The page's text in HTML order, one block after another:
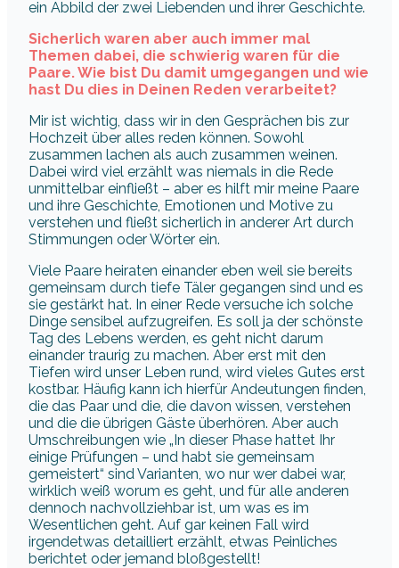
ein Abbild der zwei Liebenden und ihrer Geschichte.
Sicherlich waren aber auch immer mal
Themen dabei, die schwierig waren für die
Paare. Wie bist Du damit umgegangen und wie
hast Du dies in Deinen Reden verarbeitet?
Mir ist wichtig, dass wir in den Gesprächen bis zur
Hochzeit über alles reden können. Sowohl
zusammen lachen als auch zusammen weinen.
Dabei wird viel erzählt was niemals in die Rede
unmittelbar einfließt – aber es hilft mir meine Paare
und ihre Geschichte, Emotionen und Motive zu
verstehen und fließt sicherlich in anderer Art durch
Stimmungen oder Wörter ein.
Viele Paare heiraten einander eben weil sie bereits
gemeinsam durch tiefe Täler gegangen sind und es
sie gestärkt hat. In einer Rede versuche ich solche
Dinge sensibel aufzugreifen. Es soll ja der schönste
Tag des Lebens werden, es geht nicht darum
einander traurig zu machen. Aber erst mit den
Tiefen wird unser Leben rund, wird vieles Gutes erst
kostbar. Häufig kann ich hierfür Andeutungen finden,
die das Paar und die, die davon wissen, verstehen
und die die übrigen Gäste überhören. Aber auch
Umschreibungen wie „In dieser Phase hattet Ihr
einige Prüfungen – und habt sie gemeinsam
gemeistert“ sind Varianten, wo nur wer dabei war,
wirklich weiß worum es geht, und für alle anderen
dennoch nachvollziehbar ist, um was es im
Wesentlichen geht. Auf gar keinen Fall wird
irgendetwas detailliert erzählt, etwas Peinliches
berichtet oder jemand bloßgestellt!